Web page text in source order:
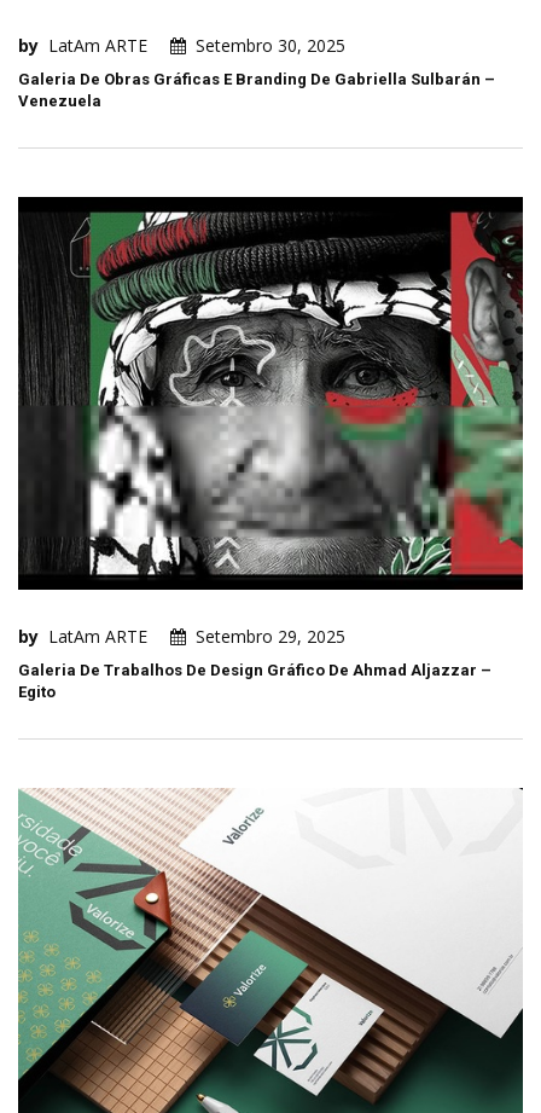
by LatAm ARTE Setembro 30, 2025
Galeria De Obras Gráficas E Branding De Gabriella Sulbarán –
Venezuela
by LatAm ARTE Setembro 29, 2025
Galeria De Trabalhos De Design Gráfico De Ahmad Aljazzar –
Egito